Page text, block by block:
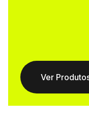
Ver